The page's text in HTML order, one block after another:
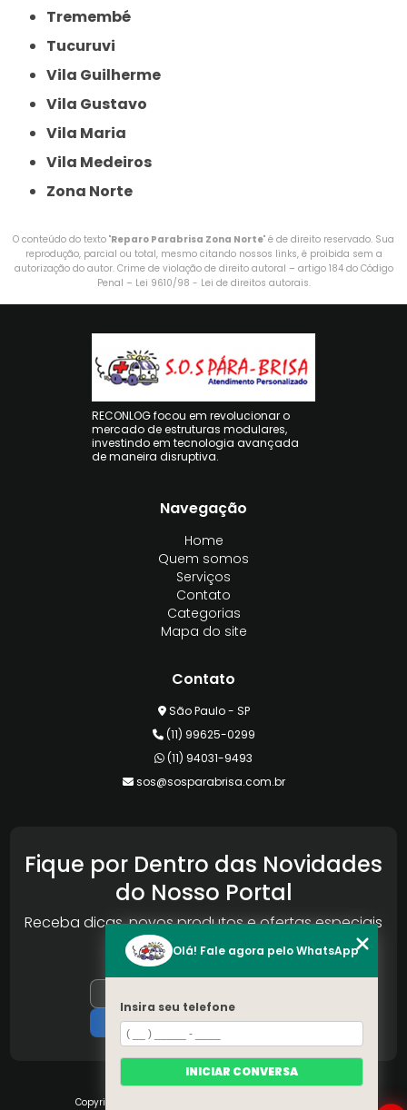
Tremembé
Tucuruvi
Vila Guilherme
Vila Gustavo
Vila Maria
Vila Medeiros
Zona Norte
O conteúdo do texto "Reparo Parabrisa Zona Norte" é de direito reservado. Sua
reprodução, parcial ou total, mesmo citando nossos links, é proibida sem a
autorização do autor. Crime de violação de direito autoral – artigo 184 do Código
Penal – Lei 9610/98 - Lei de direitos autorais.
RECONLOG focou em revolucionar o
mercado de estruturas modulares,
investindo em tecnologia avançada
de maneira disruptiva.
Navegação
Home
Quem somos
Serviços
Contato
Categorias
Mapa do site
Contato
São Paulo - SP
(11) 99625-0299
(11) 94031-9493
sos@sosparabrisa.com.br
Fique por Dentro das Novidades
do Nosso Portal
Receba dicas, novos produtos e ofertas especiais
da Reconlog
Copyright © S.O.S Pára-brisa. (Lei 9610 de 19/02/1998)
Olá! Fale agora pelo WhatsApp
Insira seu telefone
INICIAR CONVERSA